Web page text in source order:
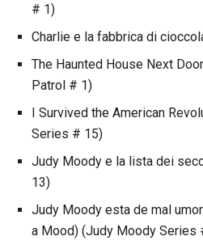
# 1)
Charlie e la fabbrica di
The Haunted House Next
Patrol # 1)
I Survived the American
Series # 15)
Judy Moody e la lista dei
13)
Judy Moody esta de mal
a Mood) (Judy Moody Series